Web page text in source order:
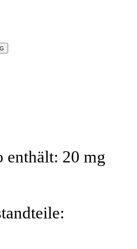
enthält: 20 mg